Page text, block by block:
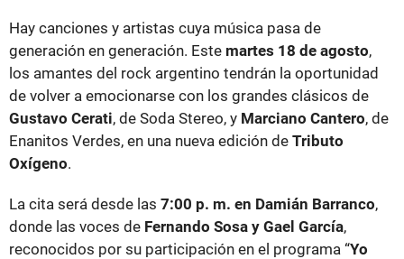
Hay canciones y artistas cuya música pasa de
generación en generación. Este martes 18 de agosto,
los amantes del rock argentino tendrán la oportunidad
de volver a emocionarse con los grandes clásicos de
Gustavo Cerati, de Soda Stereo, y Marciano Cantero, de
Enanitos Verdes, en una nueva edición de Tributo
Oxígeno.
La cita será desde las 7:00 p. m. en Damián Barranco,
donde las voces de Fernando Sosa y Gael García,
reconocidos por su participación en el programa “Yo